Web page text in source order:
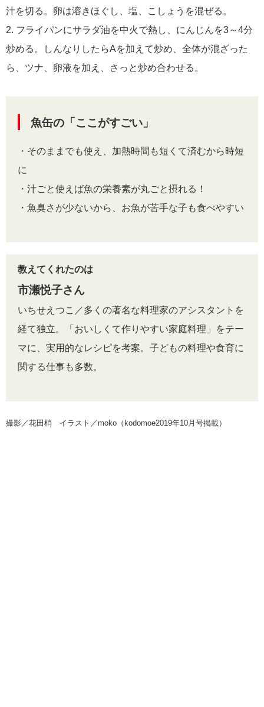
汁を切る。卵は溶きほぐし、塩、こしょうを混ぜる。
2. フライパンにサラダ油を中火で熱し、にんじんを3～4分
炒める。しんなりしたらAを加えて炒め、全体が混ざった
ら、ツナ、卵液を加え、さっと炒め合わせる。
魚缶の「ここがすごい」
・そのままでも使え、加熱時間も短くて済むから時短
に
・汁ごと使えば魚の栄養素が丸ごと摂れる！
・魚臭さが少ないから、お魚が苦手な子も食べやすい
教えてくれたのは
市瀬悦子さん
いちせえつこ／多くの著名な料理家のアシスタントを
経て独立。「おいしくて作りやすい家庭料理」をテー
マに、実用的なレシピを考案。子どもの料理や食育に
関する仕事も多数。
撮影／花田梢 イラスト／moko（kodomoe2019年10月号掲載）